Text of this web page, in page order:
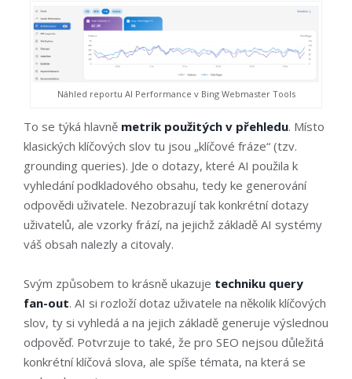
Náhled reportu AI Performance v Bing Webmaster Tools
To se týká hlavně metrik použitých v přehledu. Místo
klasických klíčových slov tu jsou „klíčové fráze“ (tzv.
grounding queries). Jde o dotazy, které AI použila k
vyhledání podkladového obsahu, tedy ke generování
odpovědi uživatele. Nezobrazují tak konkrétní dotazy
uživatelů, ale vzorky frází, na jejichž základě AI systémy
váš obsah nalezly a citovaly.
Svým způsobem to krásně ukazuje techniku query
fan-out. AI si rozloží dotaz uživatele na několik klíčových
slov, ty si vyhledá a na jejich základě generuje výslednou
odpověď. Potvrzuje to také, že pro SEO nejsou důležitá
konkrétní klíčová slova, ale spíše témata, na která se